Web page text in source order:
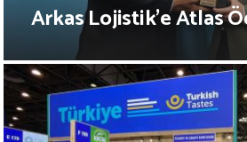
Arkas Lojistik’e Atlas